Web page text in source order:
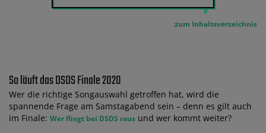
zum Inhaltsverzeichnis
So läuft das DSDS Finale 2020
Wer die richtige Songauswahl getroffen hat, wird die
spannende Frage am Samstagabend sein – denn es gilt auch
im Finale: Wer fliegt bei DSDS raus und wer kommt weiter?